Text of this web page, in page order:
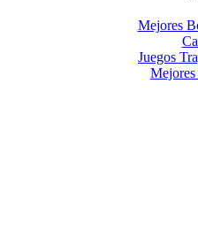
Mejores
Juegos